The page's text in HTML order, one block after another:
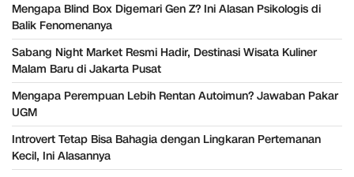
Mengapa Blind Box Digemari Gen Z? Ini Alasan Psikologis di
Balik Fenomenanya
Sabang Night Market Resmi Hadir, Destinasi Wisata Kuliner
Malam Baru di Jakarta Pusat
Mengapa Perempuan Lebih Rentan Autoimun? Jawaban Pakar
UGM
Introvert Tetap Bisa Bahagia dengan Lingkaran Pertemanan
Kecil, Ini Alasannya